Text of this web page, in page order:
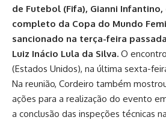
de Futebol (Fifa), Gianni
completo da Copa do Mundo
sancionado na terça-feira
Luiz Inácio Lula da Silva. O
(Estados Unidos), na última sexta-
Na reunião, Cordeiro também
ações para a realização do evento
a conclusão das inspeções técnicas